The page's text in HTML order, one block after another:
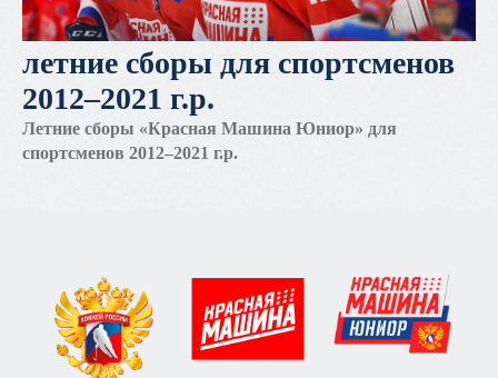
летние сборы для спортсменов
2012–2021 г.р.
Летние сборы «Красная Машина Юниор» для
спортсменов 2012–2021 г.р.